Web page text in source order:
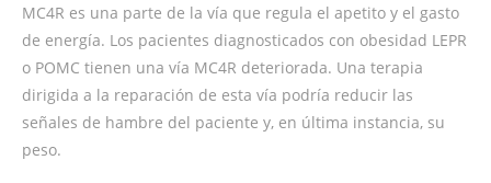
MC4R es una parte de la vía que regula el apetito y el gasto
de energía. Los pacientes diagnosticados con obesidad LEPR
o POMC tienen una vía MC4R deteriorada. Una terapia
dirigida a la reparación de esta vía podría reducir las
señales de hambre del paciente y, en última instancia, su
peso.